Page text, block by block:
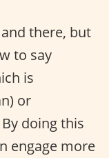
and there, but
to say
is
or
doing this
engage more